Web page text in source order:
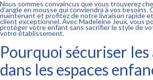
Nous sommes convaincus que vous trouverez
d'angle en mousse qui conviendra à vos besoins.
maintenant et profitez de notre livraison rapide
client exceptionnel. Avec Madeleine Jeux, vous
protéger votre enfant sans sacrifier le style de
votre établissement.
Pourquoi sécuriser les
dans les espaces